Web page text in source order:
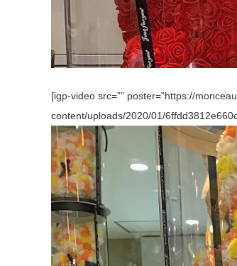
[igp-video src=”” poster=”https://
content/uploads/2020/01/